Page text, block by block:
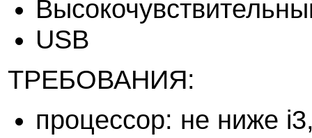
USB
ТРЕБОВАНИЯ:
процессор: не ниже